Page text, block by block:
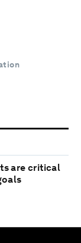
are critical